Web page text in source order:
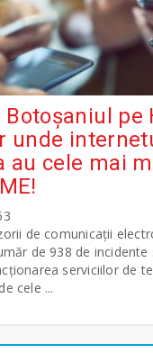
pe
unde
au cele mai
de comunicații
de 938 de
serviciilor de
cele ...